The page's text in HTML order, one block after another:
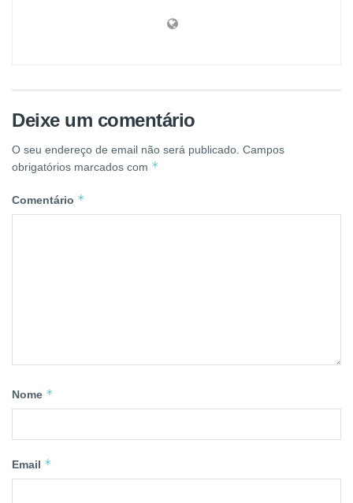
Deixe um comentário
O seu endereço de email não será publicado. Campos
obrigatórios marcados com *
Comentário *
Nome *
Email *